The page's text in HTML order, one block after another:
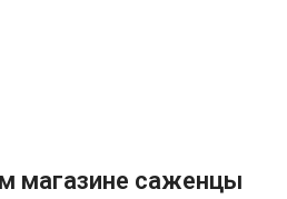
магазине саженцы